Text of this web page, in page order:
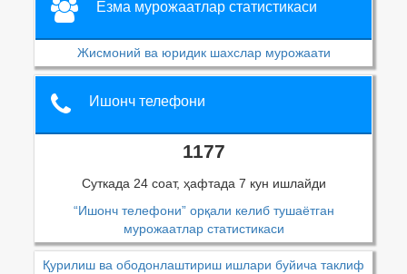
Ёзма мурожаатлар статистикаси
Жисмоний ва юридик шахслар мурожаати
Ишонч телефони
1177
Суткада 24 соат, ҳафтада 7 кун ишлайди
“Ишонч телефони” орқали келиб тушаётган
мурожаатлар статистикаси
Қурилиш ва ободонлаштириш ишлари буйича таклиф